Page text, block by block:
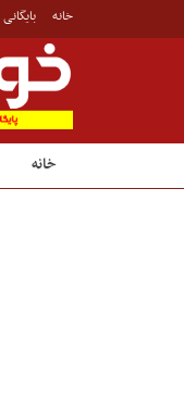
خانه بایگانی
خانه